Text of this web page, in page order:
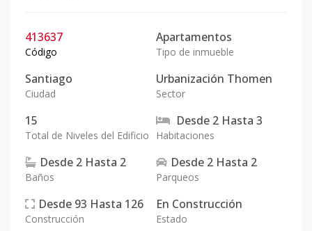
413637
Código
Apartamentos
Tipo de inmueble
Santiago
Ciudad
Urbanización Thomen
Sector
15
Total de Niveles del Edificio
Desde 2 Hasta 3
Habitaciones
Desde 2 Hasta 2
Baños
Desde 2 Hasta 2
Parqueos
Desde 93 Hasta 126
Construcción
En Construcción
Estado